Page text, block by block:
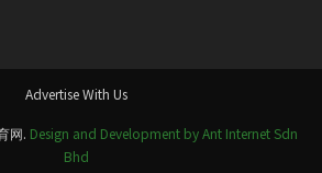
Advertise With Us
网. Design and Development by Ant Internet Sdn
Bhd